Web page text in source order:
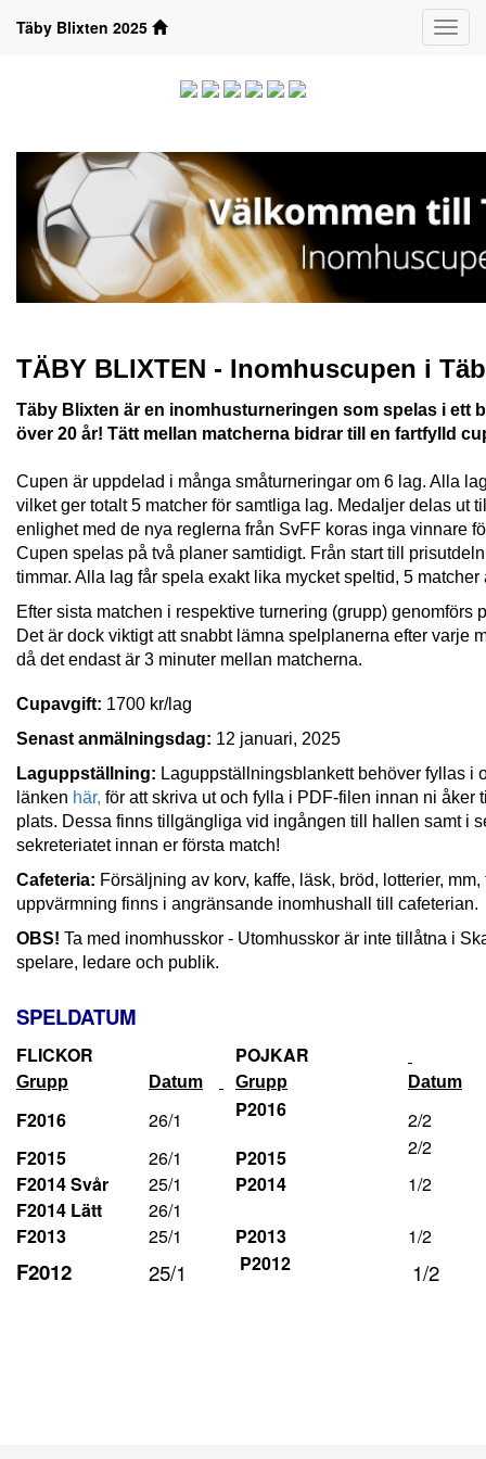
Täby Blixten 2025
TÄBY BLIXTEN - Inomhuscupen i
Täby Blixten är en inomhusturneringen som spelas i ett
över 20 år! Tätt mellan matcherna bidrar till en fartfylld
Cupen är uppdelad i många småturneringar om 6 lag. Alla
vilket ger totalt 5 matcher för samtliga lag. Medaljer delas ut
enlighet med de nya reglerna från SvFF koras inga vinnare
Cupen spelas på två planer samtidigt. Från start till
timmar. Alla lag får spela exakt lika mycket speltid, 5 matcher
Efter sista matchen i respektive turnering (grupp)
Det är dock viktigt att snabbt lämna spelplanerna efter varje
då det endast är 3 minuter mellan matcherna.
Cupavgift: 1700 kr/lag
Senast anmälningsdag: 12 januari, 2025
Laguppställning: Laguppställningsblankett behöver fyllas i
länken här, för att skriva ut och fylla i PDF-filen innan ni
plats. Dessa finns tillgängliga vid ingången till hallen samt i
sekreteriatet innan er första match!
Cafeteria: Försäljning av korv, kaffe, läsk, bröd, lotterier,
uppvärmning finns i angränsande inomhushall till cafeterian.
OBS! Ta med inomhusskor - Utomhusskor är inte tillåtna i
spelare, ledare och publik.
SPELDATUM
FLICKOR POJKAR
Grupp Datum Grupp Datum
F2016 26/1 P2016
2/2
F2015
26/1 P2015
2/2
F2014 Svår
25/1 P2014
1/2
F2014 Lätt
26/1
F2013
25/1 P2013 1/2
F2012 25/1 P2012 1/2